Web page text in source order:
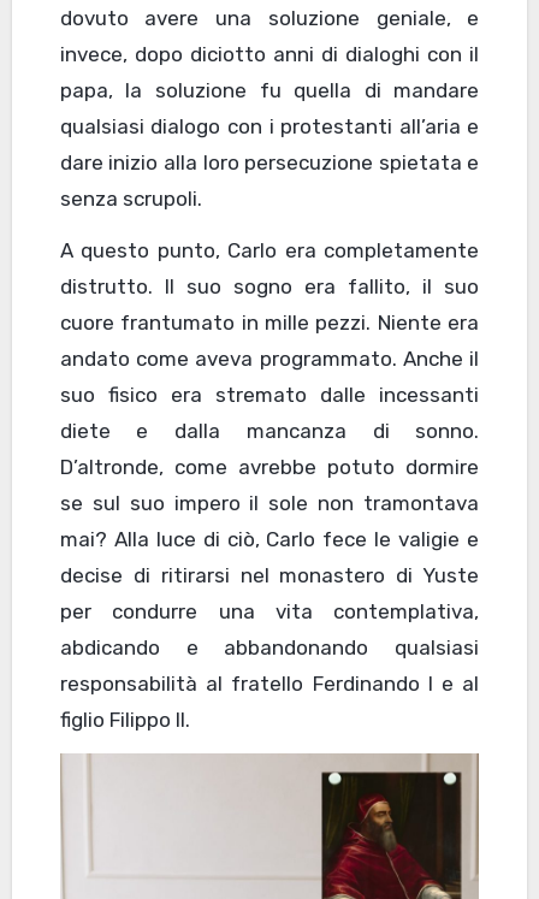
dovuto avere una soluzione geniale, e
invece, dopo diciotto anni di dialoghi con il
papa, la soluzione fu quella di mandare
qualsiasi dialogo con i protestanti all’aria e
dare inizio alla loro persecuzione spietata e
senza scrupoli.
A questo punto, Carlo era completamente
distrutto. Il suo sogno era fallito, il suo
cuore frantumato in mille pezzi. Niente era
andato come aveva programmato. Anche il
suo fisico era stremato dalle incessanti
diete e dalla mancanza di sonno.
D’altronde, come avrebbe potuto dormire
se sul suo impero il sole non tramontava
mai? Alla luce di ciò, Carlo fece le valigie e
decise di ritirarsi nel monastero di Yuste
per condurre una vita contemplativa,
abdicando e abbandonando qualsiasi
responsabilità al fratello Ferdinando I e al
figlio Filippo II.